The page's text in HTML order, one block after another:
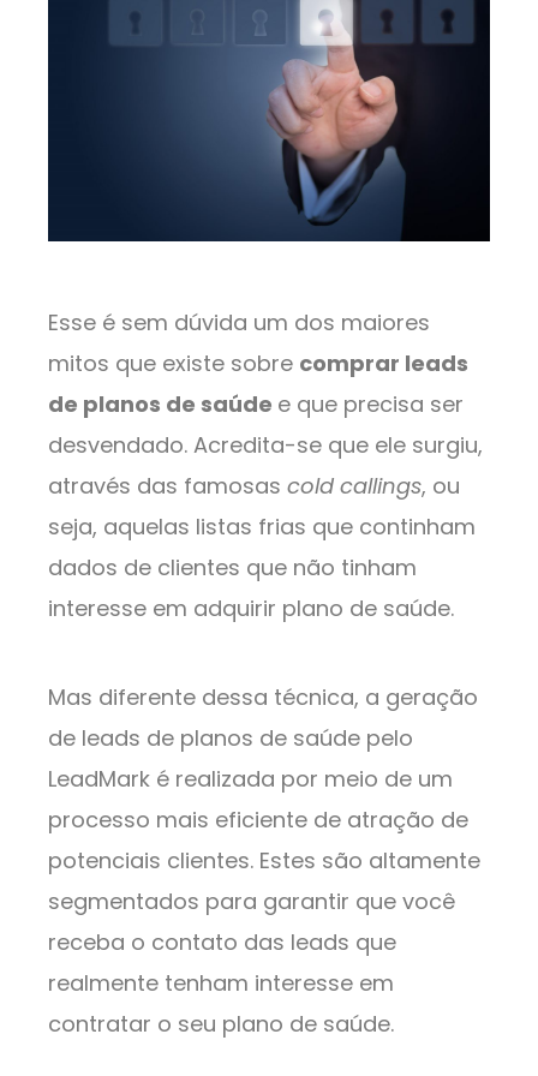
Esse é sem dúvida um dos maiores
mitos que existe sobre comprar leads
de planos de saúde e que precisa ser
desvendado. Acredita-se que ele surgiu,
através das famosas cold callings, ou
seja, aquelas listas frias que continham
dados de clientes que não tinham
interesse em adquirir plano de saúde.
Mas diferente dessa técnica, a geração
de leads de planos de saúde pelo
LeadMark é realizada por meio de um
processo mais eficiente de atração de
potenciais clientes. Estes são altamente
segmentados para garantir que você
receba o contato das leads que
realmente tenham interesse em
contratar o seu plano de saúde.